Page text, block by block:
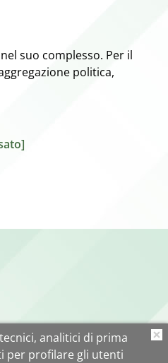
suo complesso. Per il
politica,
analitici di prima
per profilare gli utenti